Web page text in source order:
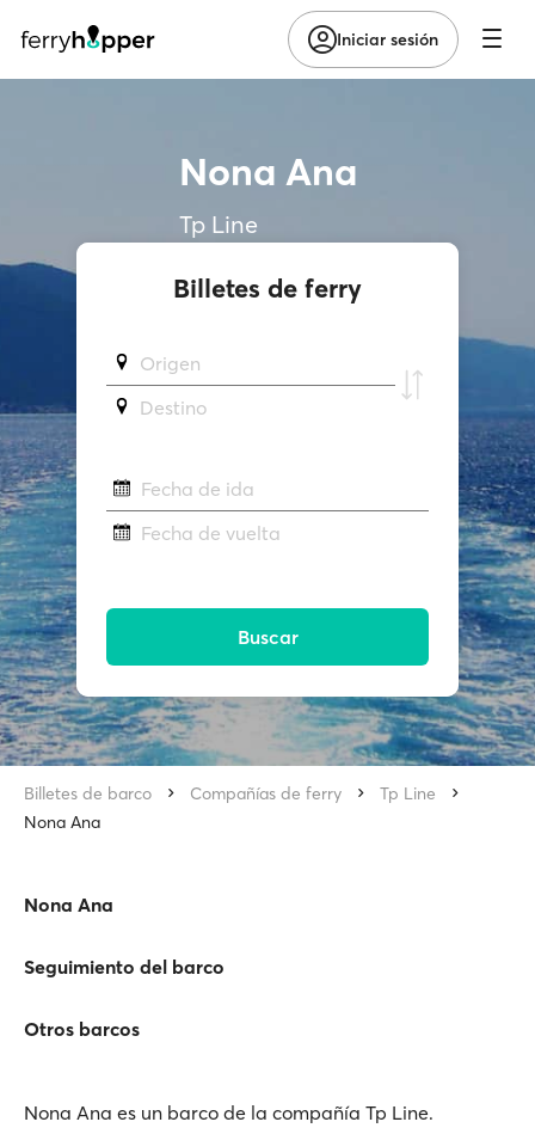
Iniciar sesión
Nona Ana
Tp Line
Billetes de ferry
Origen
Destino
Fecha de ida
Fecha de vuelta
Buscar
Billetes de barco Compañías de ferry
Tp Line
Nona Ana
Nona Ana
Seguimiento del barco
Otros barcos
Nona Ana es un barco de la compañía Tp Line.